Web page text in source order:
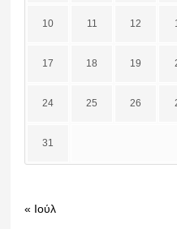
10 11 12
17 18 19
24 25 26
31
« Ιούλ